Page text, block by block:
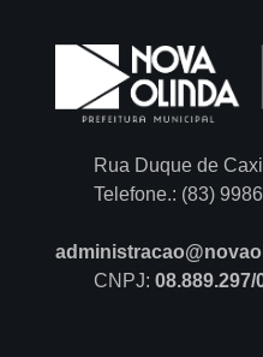
Rua Duque de
Telefone.: (83)
CNPJ: 08.889.297/